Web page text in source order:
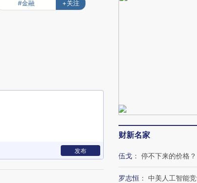
#金融 +关注
发布
财新名家
伍戈 ： 停不下来的价格？
罗志恒 ： 中美人工智能